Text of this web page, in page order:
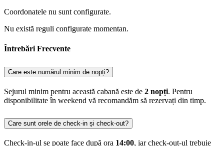
Coordonatele nu sunt configurate.
Nu există reguli configurate momentan.
Întrebări Frecvente
Care este numărul minim de nopți?
Sejurul minim pentru această cabană este de 2 nopți. Pentru
disponibilitate în weekend vă recomandăm să rezervați din timp.
Care sunt orele de check-in și check-out?
Check-in-ul se poate face după ora 14:00, iar check-out-ul trebuie